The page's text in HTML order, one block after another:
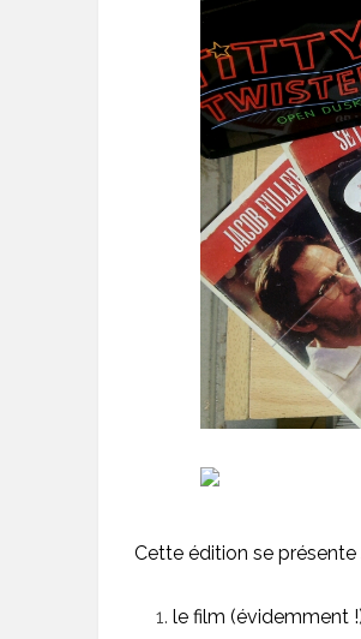
Cette édition se
le film (évidemment